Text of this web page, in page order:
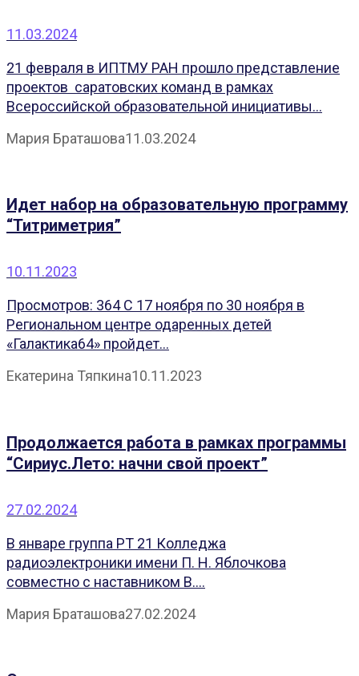
11.03.2024
21 февраля в ИПТМУ РАН прошло представление
проектов саратовских команд в рамках
Всероссийской образовательной инициативы...
Мария Браташова11.03.2024
Идет набор на образовательную программу
“Титриметрия”
10.11.2023
Просмотров: 364 С 17 ноября по 30 ноября в
Региональном центре одаренных детей
«Галактика64» пройдет...
Екатерина Тяпкина10.11.2023
Продолжается работа в рамках программы
“Сириус.Лето: начни свой проект”
27.02.2024
В январе группа РТ 21 Колледжа
радиоэлектроники имени П. Н. Яблочкова
совместно с наставником В....
Мария Браташова27.02.2024